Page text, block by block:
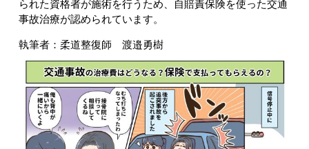
られた資格者が施術を行うため、自賠責保険を使った交通
事故治療が認められています。
執筆者：柔道整復師 渡邉勇樹